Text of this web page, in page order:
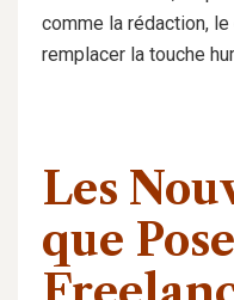
comme la rédaction,
remplacer la touche
Les
que